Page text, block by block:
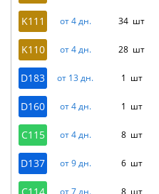
K111 от 4 дн. 34 шт
K110 от 4 дн. 28 шт
D183 от 13 дн. 1 шт
D160 от 4 дн. 1 шт
C115 от 4 дн. 8 шт
D137 от 9 дн. 6 шт
от 7 дн. 8 шт